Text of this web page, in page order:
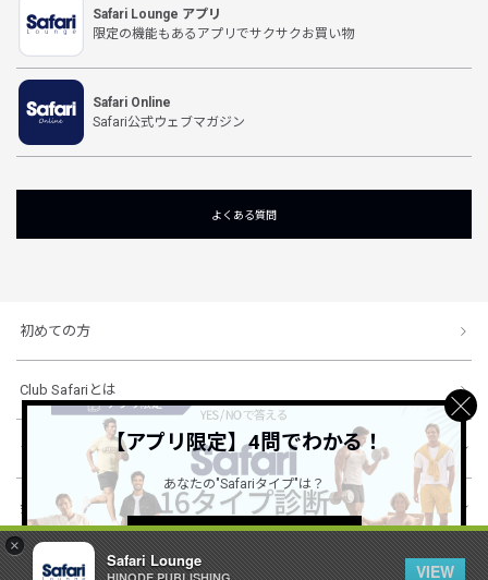
×
Safari Lounge
VIEW
Safari Lounge アプリ
限定の機能もあるアプリでサクサクお買い物
Safari Online
Safari公式ウェブマガジン
よくある質問
初めての方
Club Safariとは
ショッピングガイド
会社概要・規約
【アプリ限定】4問でわかる！
あなたの"Safariタイプ"は？
詳しくはこちら ＞